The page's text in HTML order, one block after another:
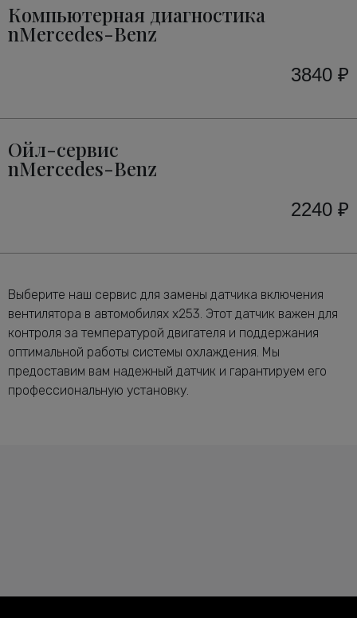
Компьютерная диагностика
nMercedes-Benz
3840 ₽
Ойл-сервис
nMercedes-Benz
2240 ₽
Выберите наш сервис для замены датчика включения
вентилятора в автомобилях x253. Этот датчик важен для
контроля за температурой двигателя и поддержания
оптимальной работы системы охлаждения. Мы
предоставим вам надежный датчик и гарантируем его
профессиональную установку.